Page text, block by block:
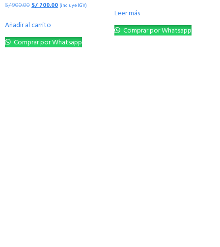
S/900.00S/700.00 (incluye IGV)
Añadir al carrito
Comprar por Whatsapp
Leer más
Comprar por Whatsapp